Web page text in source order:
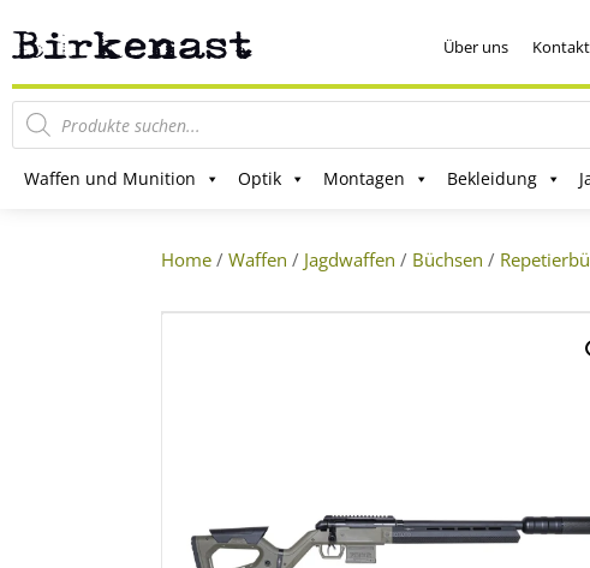
Über uns Kontakt
Products
search
Waffen und Munition Optik Montagen Bekleidung
Home /Waffen / Jagdwaffen / Büchsen /